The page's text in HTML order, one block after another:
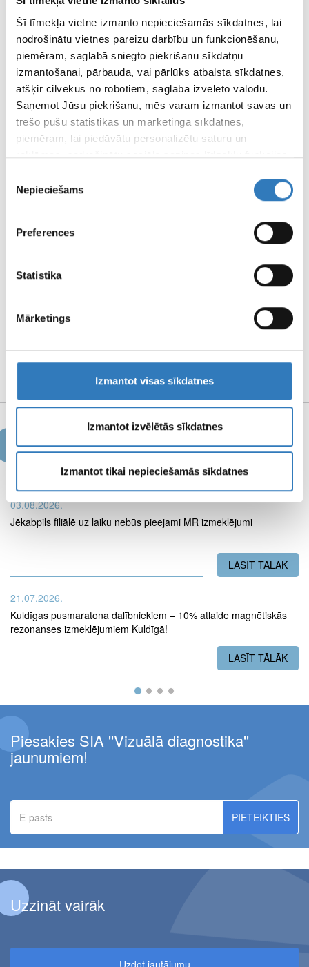
Šī tīmekļa vietne izmanto nepieciešamās sīkdatnes, lai
nodrošinātu vietnes pareizu darbību un funkcionēšanu,
piemēram, saglabā sniegto piekrišanu sīkdatņu
izmantošanai, pārbauda, vai pārlūks atbalsta sīkdatnes,
atšķir cilvēkus no robotiem, saglabā izvēlēto valodu.
Saņemot Jūsu piekrišanu, mēs varam izmantot savas un
trešo pušu statistikas un mārketinga sīkdatnes,
piemēram, lai piedāvātu personalizētu saturu un
reklāmas, nodrošinātu sociālo saziņas līdzekļu funkcijas,
Informāciju par to, kā Jūs izmantojat mūsu vietni, mēs
varam kopīgot ar saviem sociālās saziņas līdzekļu,
apvienot ar citu informāciju, ko viņiem sniedzat vai ko
izvēle
Nepieciešams
Preferences
Statistika
Mārketings
Izmantot visas sīkdatnes
Izmantot izvēlētās sīkdatnes
Izmantot tikai nepieciešamās sīkdatnes
Eur
SPECIĀLISTI
SIA “Vizuālā diagnostika” speciālisti
APDROŠINĀTĀJI
Apskati apdrošinātājus šeit
ATTĀLINĀTĀS DIAGNOSTIKAS CENTRS
LIETOŠANAS
REKVIZĪTI UN
MEDIJU MATERIĀLI
Jaunumi
03.08.2026.
Jēkabpils filiālē uz laiku nebūs pieejami MR izmeklējumi
LASĪT TĀLĀK
21.07.2026.
Kuldīgas pusmaratona dalībniekiem – 10% atlaide magnētiskās
rezonanses izmeklējumiem Kuldīgā!
LASĪT TĀLĀK
Piesakies SIA ''Vizuālā diagnostika''
jaunumiem!
pasts
Uzzināt vairāk